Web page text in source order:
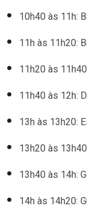
10h40 às 11h:
11h às 11h20:
11h20 às
11h40 às 12h:
13h às 13h20:
13h20 às
13h40 às 14h:
14h às 14h20: